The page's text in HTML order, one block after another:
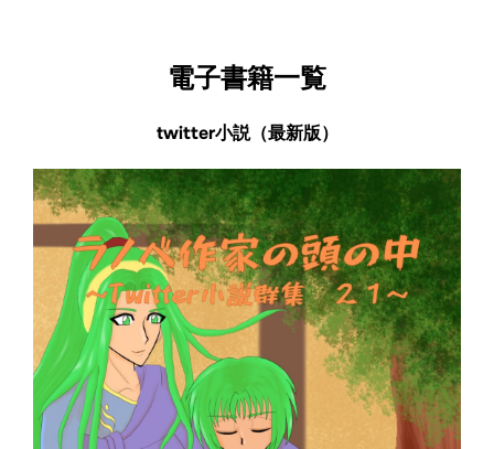
電子書籍一覧
twitter小説（最新版）